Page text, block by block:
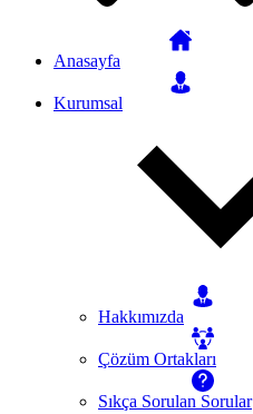
Anasayfa
Kurumsal
Hakkımızda
Çözüm Ortakları
Sıkça Sorulan Sorular